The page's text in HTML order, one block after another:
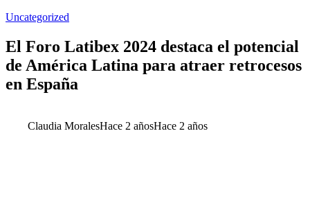
Uncategorized
El Foro Latibex 2024 destaca el potencial
de América Latina para atraer retrocesos
en España
Claudia MoralesHace 2 añosHace 2 años